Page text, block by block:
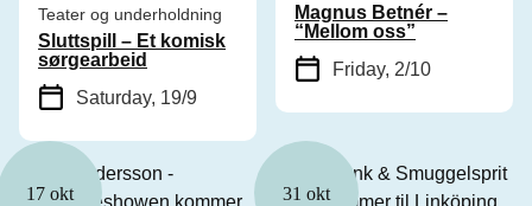
Teater og underholdning
Sluttspill – Et komisk
sørgearbeid
Saturday, 19/9
Magnus Betnér –
“Mellom oss”
Friday, 2/10
17 okt 31 okt